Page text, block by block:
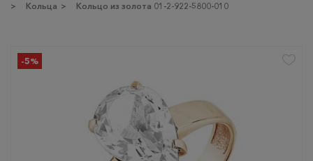
>
Кольца > Кольцо из золота 01-2-922-5800-010
-5%